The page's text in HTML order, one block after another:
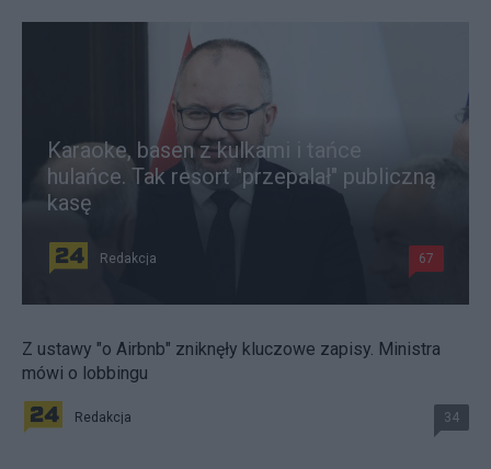
Karaoke, basen z kulkami i tańce
hulańce. Tak resort "przepalał" publiczną
kasę
Redakcja 67
Z ustawy "o Airbnb" zniknęły kluczowe zapisy. Ministra
mówi o lobbingu
Redakcja 34